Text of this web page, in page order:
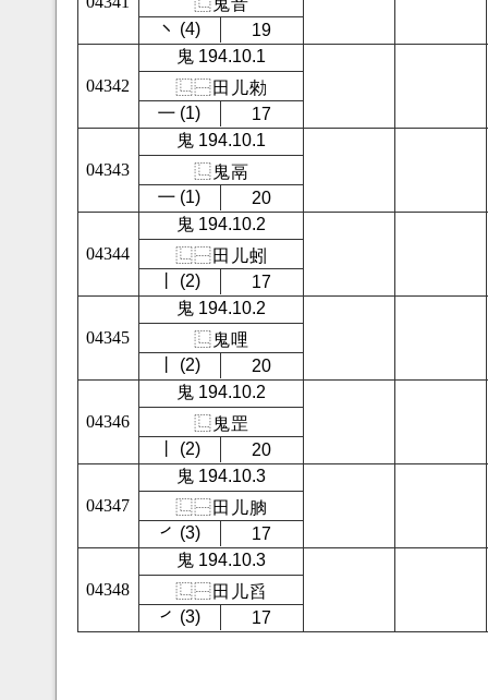
㇔ (4)
19
04342
鬼 194.10.1
⿺⿱田 儿勑
㇐ (1)
17
04343
鬼 194.10.1
⿺鬼鬲
㇐ (1)
20
04344
鬼 194.10.2
⿺⿱田 儿蚓
㇑ (2)
17
04345
鬼 194.10.2
⿺鬼哩
㇑ (2)
20
04346
鬼 194.10.2
⿺鬼罡
㇑ (2)
20
04347
鬼 194.10.3
⿺⿱田 儿朒
㇒ (3)
17
04348
鬼 194.10.3
⿺⿱田 儿舀
㇒ (3)
17